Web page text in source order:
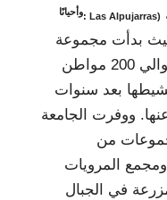
وأحيانًا: Las Alpujarras)
بدأت مجموعة
صغير من حوالي 200 مواطن
بعد سنوات
ووفرت الجامعة
من
المرويات
في الجبال